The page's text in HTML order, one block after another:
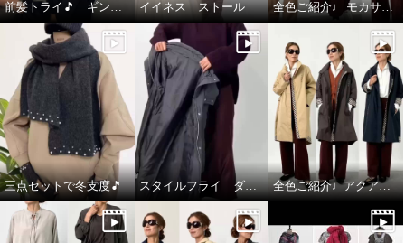
前髪トライ🎵 ギンカウィンカ ドレスドヘアー イイネス ストール 全色ご紹介♩ モカサン ジュンコシマダ カーディガン
三点セットで冬支度🎵 スタイルフライ ダウンコート 全色ご紹介♩アクアスキュータム